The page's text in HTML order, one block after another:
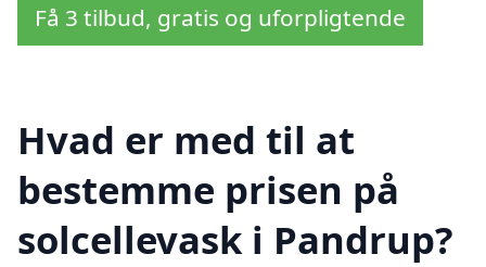
Få 3 tilbud, gratis og uforpligtende
Hvad er med til at
bestemme prisen på
solcellevask i Pandrup?